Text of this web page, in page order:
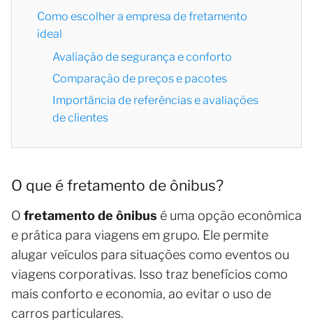
Como escolher a empresa de fretamento
ideal
Avaliação de segurança e conforto
Comparação de preços e pacotes
Importância de referências e avaliações
de clientes
O que é fretamento de ônibus?
O fretamento de ônibus é uma opção econômica
e prática para viagens em grupo. Ele permite
alugar veículos para situações como eventos ou
viagens corporativas. Isso traz benefícios como
mais conforto e economia, ao evitar o uso de
carros particulares.